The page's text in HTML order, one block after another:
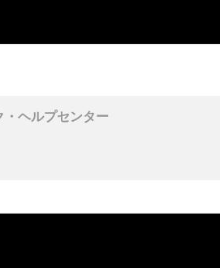
・ヘルプセンター